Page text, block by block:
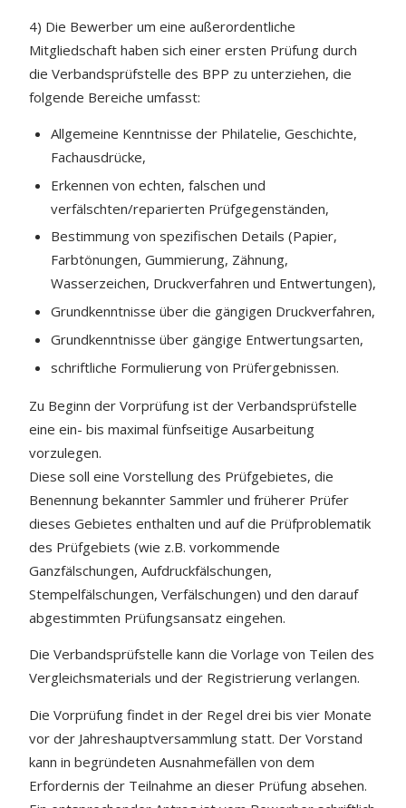
4) Die Bewerber um eine außerordentliche
Mitgliedschaft haben sich einer ersten Prüfung durch
die Verbandsprüfstelle des BPP zu unterziehen, die
folgende Bereiche umfasst:
Allgemeine Kenntnisse der Philatelie, Geschichte,
Fachausdrücke,
Erkennen von echten, falschen und
verfälschten/reparierten Prüfgegenständen,
Bestimmung von spezifischen Details (Papier,
Farbtönungen, Gummierung, Zähnung,
Wasserzeichen, Druckverfahren und Entwertungen),
Grundkenntnisse über die gängigen Druckverfahren,
Grundkenntnisse über gängige Entwertungsarten,
schriftliche Formulierung von Prüfergebnissen.
Zu Beginn der Vorprüfung ist der Verbandsprüfstelle
eine ein- bis maximal fünfseitige Ausarbeitung
vorzulegen.
Diese soll eine Vorstellung des Prüfgebietes, die
Benennung bekannter Sammler und früherer Prüfer
dieses Gebietes enthalten und auf die Prüfproblematik
des Prüfgebiets (wie z.B. vorkommende
Ganzfälschungen, Aufdruckfälschungen,
Stempelfälschungen, Verfälschungen) und den darauf
abgestimmten Prüfungsansatz eingehen.
Die Verbandsprüfstelle kann die Vorlage von Teilen des
Vergleichsmaterials und der Registrierung verlangen.
Die Vorprüfung findet in der Regel drei bis vier Monate
vor der Jahreshauptversammlung statt. Der Vorstand
kann in begründeten Ausnahmefällen von dem
Erfordernis der Teilnahme an dieser Prüfung absehen.